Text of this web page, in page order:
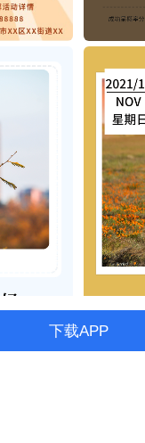
下载APP